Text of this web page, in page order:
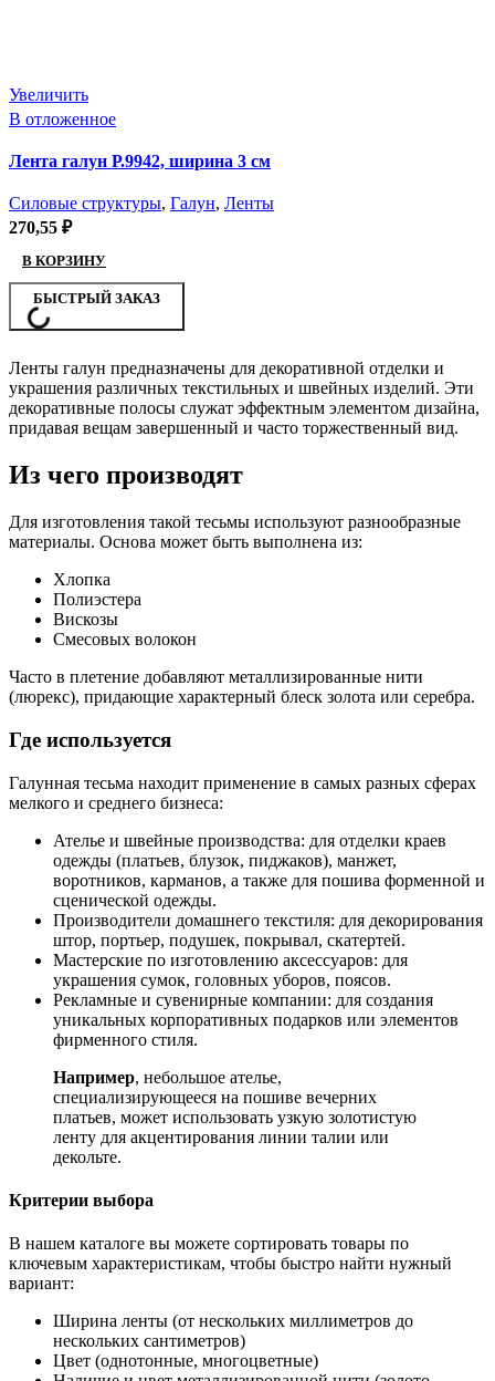
Увеличить
В отложенное
Лента галун Р.9942, ширина 3 см
Силовые структуры, Галун, Ленты
270,55 ₽
В КОРЗИНУ
БЫСТРЫЙ ЗАКАЗ
Ленты галун предназначены для декоративной отделки и
украшения различных текстильных и швейных изделий. Эти
декоративные полосы служат эффектным элементом дизайна,
придавая вещам завершенный и часто торжественный вид.
Из чего производят
Для изготовления такой тесьмы используют разнообразные
материалы. Основа может быть выполнена из:
Хлопка
Полиэстера
Вискозы
Смесовых волокон
Часто в плетение добавляют металлизированные нити
(люрекс), придающие характерный блеск золота или серебра.
Где используется
Галунная тесьма находит применение в самых разных сферах
мелкого и среднего бизнеса:
Ателье и швейные производства: для отделки краев
одежды (платьев, блузок, пиджаков), манжет,
воротников, карманов, а также для пошива форменной и
сценической одежды.
Производители домашнего текстиля: для декорирования
штор, портьер, подушек, покрывал, скатертей.
Мастерские по изготовлению аксессуаров: для
украшения сумок, головных уборов, поясов.
Рекламные и сувенирные компании: для создания
уникальных корпоративных подарков или элементов
фирменного стиля.
Например, небольшое ателье,
специализирующееся на пошиве вечерних
платьев, может использовать узкую золотистую
ленту для акцентирования линии талии или
декольте.
Критерии выбора
В нашем каталоге вы можете сортировать товары по
ключевым характеристикам, чтобы быстро найти нужный
вариант:
Ширина ленты (от нескольких миллиметров до
нескольких сантиметров)
Цвет (однотонные, многоцветные)